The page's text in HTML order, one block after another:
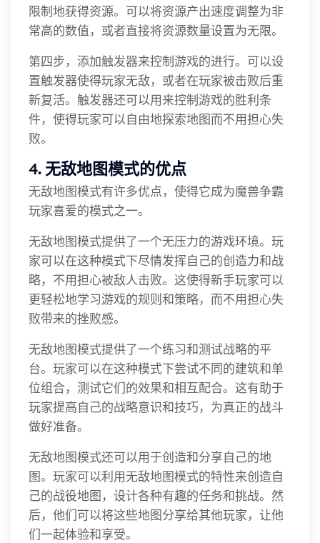
限制地获得资源。可以将资源产出速度调整为非
常高的数值，或者直接将资源数量设置为无限。
第四步，添加触发器来控制游戏的进行。可以设
置触发器使得玩家无敌，或者在玩家被击败后重
新复活。触发器还可以用来控制游戏的胜利条
件，使得玩家可以自由地探索地图而不用担心失
败。
4. 无敌地图模式的优点
无敌地图模式有许多优点，使得它成为魔兽争霸
玩家喜爱的模式之一。
无敌地图模式提供了一个无压力的游戏环境。玩
家可以在这种模式下尽情发挥自己的创造力和战
略，不用担心被敌人击败。这使得新手玩家可以
更轻松地学习游戏的规则和策略，而不用担心失
败带来的挫败感。
无敌地图模式提供了一个练习和测试战略的平
台。玩家可以在这种模式下尝试不同的建筑和单
位组合，测试它们的效果和相互配合。这有助于
玩家提高自己的战略意识和技巧，为真正的战斗
做好准备。
无敌地图模式还可以用于创造和分享自己的地
图。玩家可以利用无敌地图模式的特性来创造自
己的战役地图，设计各种有趣的任务和挑战。然
后，他们可以将这些地图分享给其他玩家，让他
们一起体验和享受。